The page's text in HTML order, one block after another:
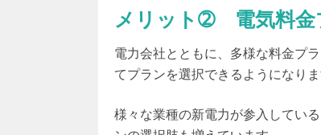
メリット➁ 電気料金
電力会社とともに、多様な料金プ
てプランを選択できるようになり
様々な業種の新電力が参入している